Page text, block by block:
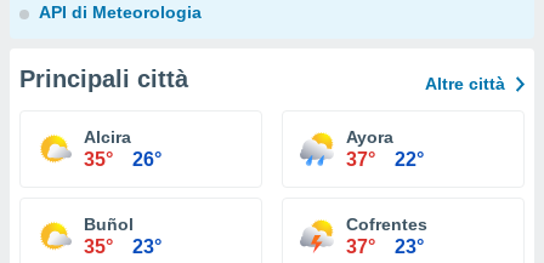
API di Meteorologia
Principali città Altre città
Alcira
35° 26°
Ayora
37° 22°
Buñol
35° 23°
Cofrentes
37° 23°